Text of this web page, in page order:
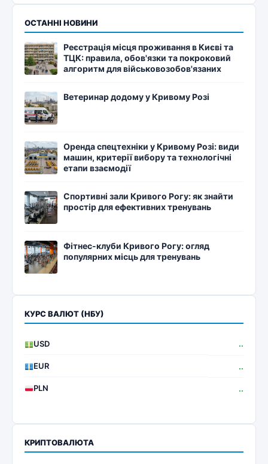
ОСТАННІ НОВИНИ
Реєстрація місця проживання в Києві та
ТЦК: правила, обов'язки та покроковий
алгоритм для військовозобов'язаних
Ветеринар додому у Кривому Розі
Оренда спецтехніки у Кривому Розі: види
машин, критерії вибору та технологічні
етапи взаємодії
Спортивні зали Кривого Рогу: як знайти
простір для ефективних тренувань
Фітнес-клуби Кривого Рогу: огляд
популярних місць для тренувань
КУРС ВАЛЮТ (НБУ)
USD ..
EUR ..
PLN ..
КРИПТОВАЛЮТА